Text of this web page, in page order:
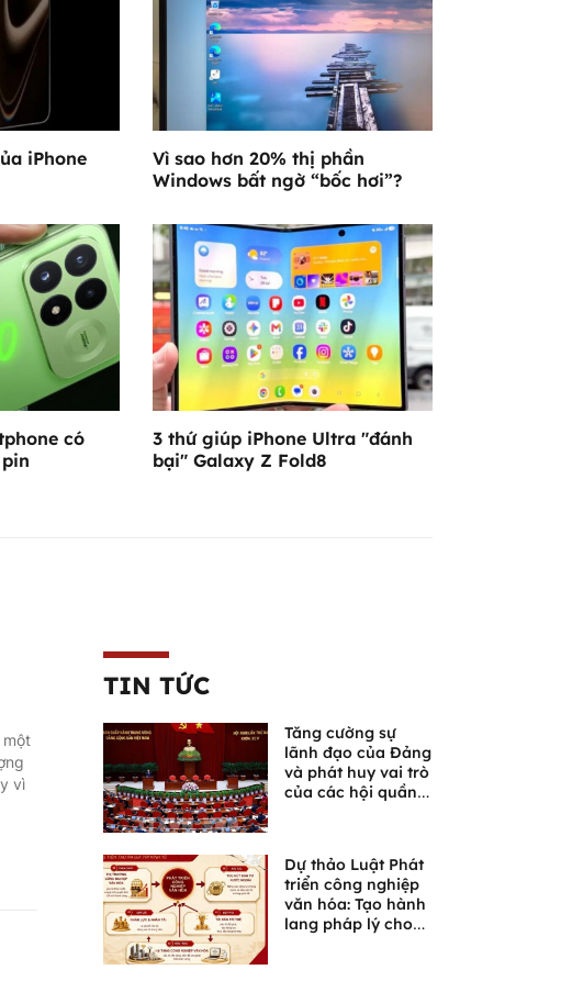
iPhone
Vì sao hơn 20% thị phần
Windows bất ngờ “bốc hơi”?
có
3 thứ giúp iPhone Ultra "đánh
bại" Galaxy Z Fold8
một
vì
TIN TỨC
Tăng cường sự
lãnh đạo của Đảng
và phát huy vai trò
của các hội quần
Dự thảo Luật Phát
triển công nghiệp
văn hóa: Tạo hành
lang pháp lý cho